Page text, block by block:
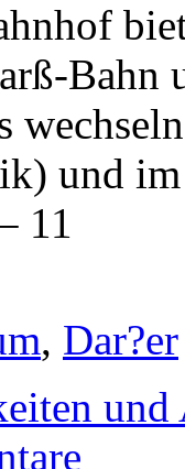
Bahn
und
11
, Dar?er